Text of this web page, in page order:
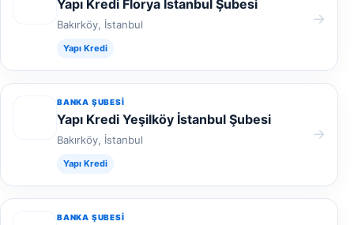
Yapı Kredi Florya İstanbul Şubesi
Bakırköy, İstanbul
Yapı Kredi
→
BANKA ŞUBESI
Yapı Kredi Yeşilköy İstanbul Şubesi
Bakırköy, İstanbul
Yapı Kredi
→
BANKA ŞUBESI